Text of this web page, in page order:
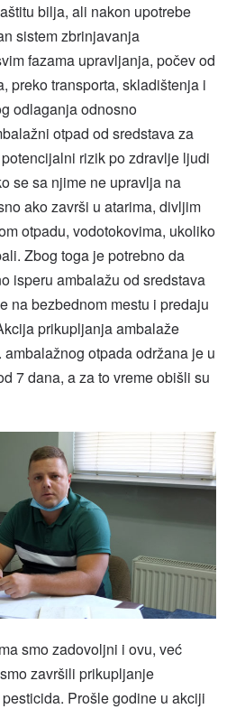
bilja, ali nakon upotrebe
sistem zbrinjavanja
fazama upravljanja, počev od
preko transporta, skladištenja i
odlaganja odnosno
otpad od sredstava za
rizik po zdravlje ljudi
se sa njime ne upravlja na
ako završi u atarima, divljim
otpadu, vodotokovima, ukoliko
Zbog toga je potrebno da
isperu ambalažu od sredstava
na bezbednom mestu i predaju
prikupljanja ambalaže
otpada održana je u
7 dana, a za to vreme obišli su
smo zadovoljni i ovu, već
završili prikupljanje
Prošle godine u akciji